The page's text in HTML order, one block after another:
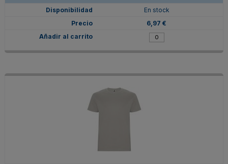
En stock
6,97 €